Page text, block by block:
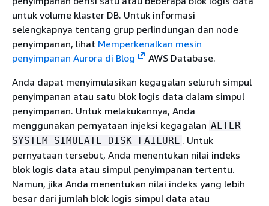
untuk volume klaster DB. Untuk informasi
selengkapnya tentang grup perlindungan dan node
penyimpanan, lihat Memperkenalkan mesin
penyimpanan Aurora di Blog
AWS Database.
Anda dapat menyimulasikan kegagalan seluruh simpul
penyimpanan atau satu blok logis data dalam simpul
penyimpanan. Untuk melakukannya, Anda
menggunakan pernyataan injeksi kegagalan ALTER
SYSTEM SIMULATE DISK FAILURE . Untuk
pernyataan tersebut, Anda menentukan nilai indeks
blok logis data atau simpul penyimpanan tertentu.
Namun, jika Anda menentukan nilai indeks yang lebih
besar dari jumlah blok logis simpul data atau